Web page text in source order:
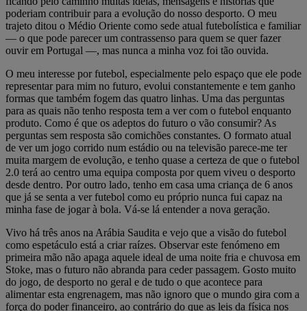
poderiam contribuir para a evolução do nosso desporto. O meu
trajeto ditou o Médio Oriente como sede atual futebolística e familiar
— o que pode parecer um contrassenso para quem se quer fazer
ouvir em Portugal —, mas nunca a minha voz foi tão ouvida.
O meu interesse por futebol, especialmente pelo espaço que ele pode
representar para mim no futuro, evolui constantemente e tem ganho
formas que também fogem das quatro linhas. Uma das perguntas
para as quais não tenho resposta tem a ver com o futebol enquanto
produto. Como é que os adeptos do futuro o vão consumir? As
perguntas sem resposta são comichões constantes. O formato atual
de ver um jogo corrido num estádio ou na televisão parece-me ter
muita margem de evolução, e tenho quase a certeza de que o futebol
2.0 terá ao centro uma equipa composta por quem viveu o desporto
desde dentro. Por outro lado, tenho em casa uma criança de 6 anos
que já se senta a ver futebol como eu próprio nunca fui capaz na
minha fase de jogar à bola. Vá-se lá entender a nova geração.
Vivo há três anos na Arábia Saudita e vejo que a visão do futebol
como espetáculo está a criar raízes. Observar este fenómeno em
primeira mão não apaga aquele ideal de uma noite fria e chuvosa em
Stoke, mas o futuro não abranda para ceder passagem. Gosto muito
do jogo, de desporto no geral e de tudo o que acontece para
alimentar esta engrenagem, mas não ignoro que o mundo gira com a
força do poder financeiro, ao contrário do que as leis da física nos